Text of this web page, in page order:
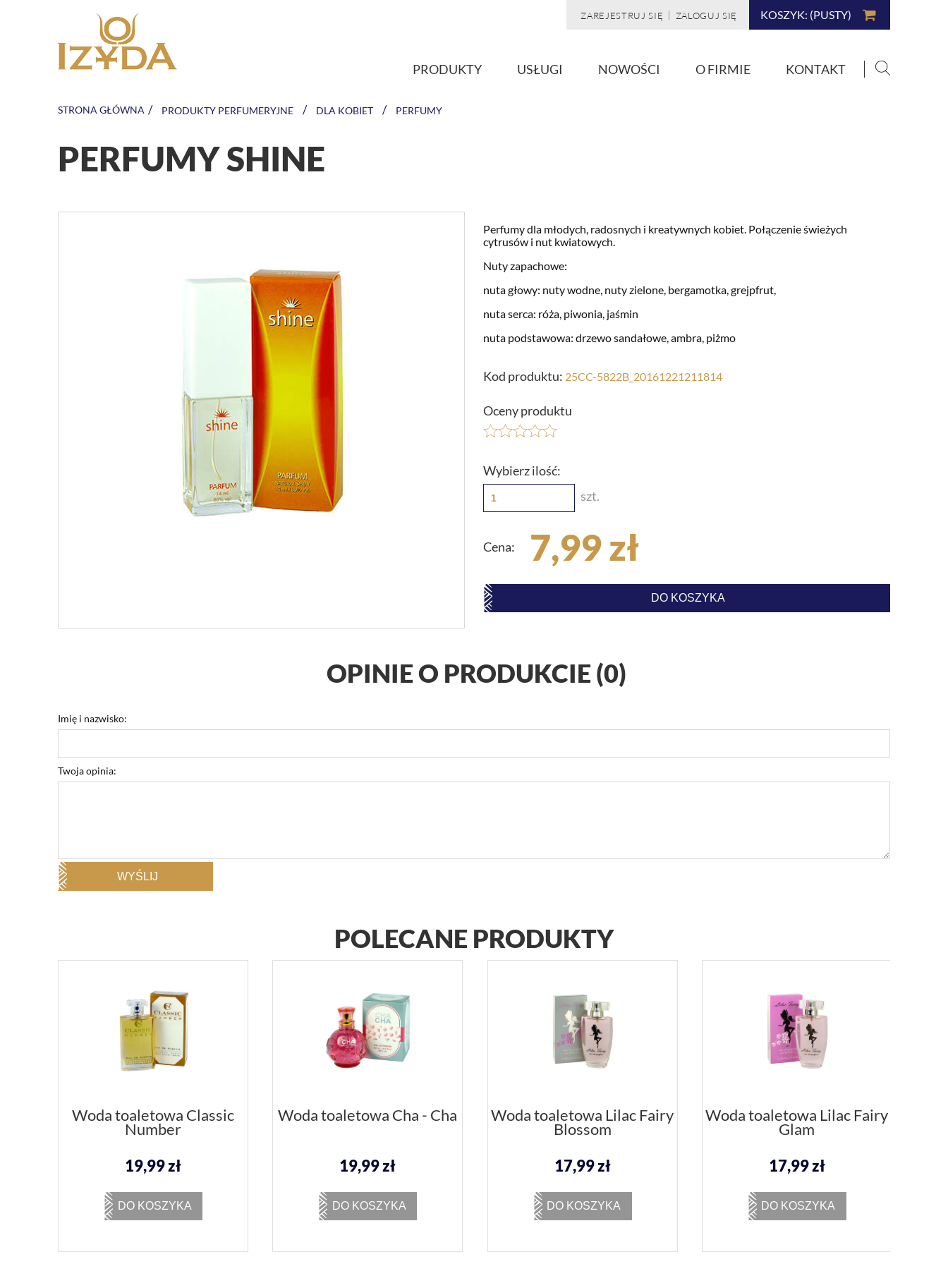
ZAREJESTRUJ SIĘ ZALOGUJ SIĘ KOSZYK: (PUSTY)
PRODUKTY USŁUGI NOWOŚCI O FIRMIE KONTAKT
STRONA GŁÓWNA / PRODUKTY PERFUMERYJNE / DLA KOBIET / PERFUMY
PERFUMY SHINE
Perfumy dla młodych, radosnych i kreatywnych kobiet. Połączenie świeżych
cytrusów i nut kwiatowych.
Nuty zapachowe:
nuta głowy: nuty wodne, nuty zielone, bergamotka, grejpfrut,
nuta serca: róża, piwonia, jaśmin
nuta podstawowa: drzewo sandałowe, ambra, piżmo
Kod produktu: 25CC-5822B_20161221211814
Oceny produktu
Wybierz ilość:
szt.
Cena: 7,99 zł
DO KOSZYKA
OPINIE O PRODUKCIE (0)
Imię i nazwisko:
Twoja opinia:
WYŚLIJ
POLECANE PRODUKTY
Woda toaletowa Classic
Number
19,99 zł
DO KOSZYKA
Woda toaletowa Cha - Cha
19,99 zł
DO KOSZYKA
Woda toaletowa Lilac Fairy
Blossom
17,99 zł
DO KOSZYKA
Woda toaletowa Lilac Fairy
Glam
17,99 zł
DO KOSZYKA